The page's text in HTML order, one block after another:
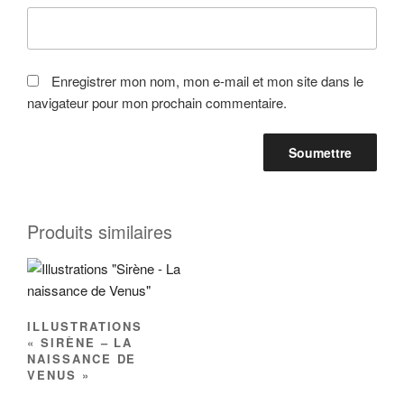
Enregistrer mon nom, mon e-mail et mon site dans le
navigateur pour mon prochain commentaire.
Produits similaires
ILLUSTRATIONS
« SIRÈNE – LA
NAISSANCE DE
VENUS »